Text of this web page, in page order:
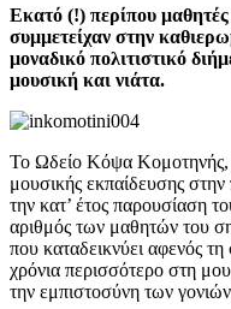
Εκατό (!) περίπου
συμμετείχαν στην
μοναδικό πολιτιστικό
μουσική και νιάτα.
Το Ωδείο Κόψα Κομοτηνής,
μουσικής εκπαίδευσης στην
την κατ’ έτος παρουσίαση
αριθμός των μαθητών του
που καταδεικνύει αφενός
χρόνια περισσότερο στη
την εμπιστοσύνη των